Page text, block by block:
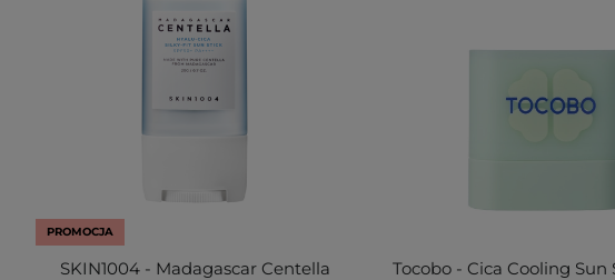
PROMOCJA
SKIN1004 - Madagascar Centella
Tocobo - Cica Cooling Sun